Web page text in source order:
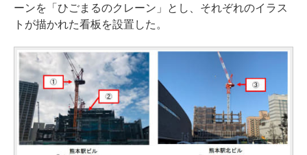
ーンを「ひごまるのクレーン」とし、それぞれのイラス
トが描かれた看板を設置した。